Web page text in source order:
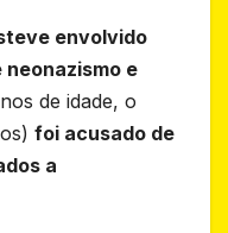
envolvido
neonazismo e
de idade, o
foi acusado de
a